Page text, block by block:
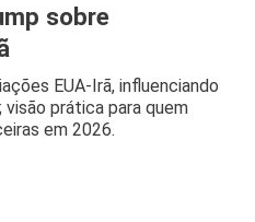
sobre
EUA-Irã, influenciando
prática para quem
em 2026.